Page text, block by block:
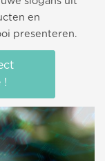
en
presenteren.
!